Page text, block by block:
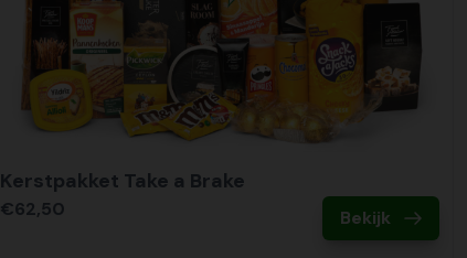
Kerstpakket Take a Brake
€62,50 Bekijk